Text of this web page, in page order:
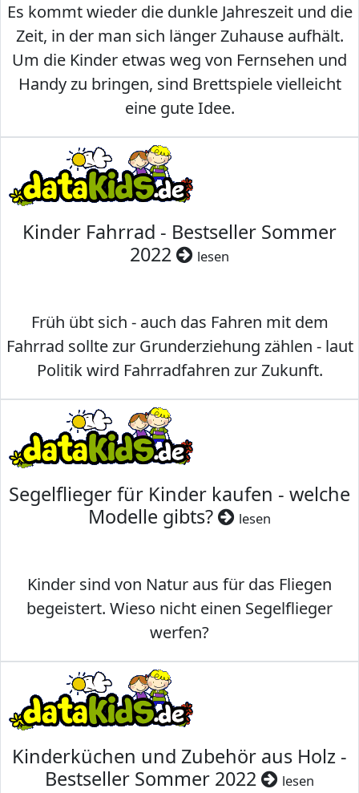
Es kommt wieder die dunkle Jahreszeit und die
Zeit, in der man sich länger Zuhause aufhält.
Um die Kinder etwas weg von Fernsehen und
Handy zu bringen, sind Brettspiele vielleicht
eine gute Idee.
Kinder Fahrrad - Bestseller Sommer
2022
lesen
Früh übt sich - auch das Fahren mit dem
Fahrrad sollte zur Grunderziehung zählen - laut
Politik wird Fahrradfahren zur Zukunft.
Segelflieger für Kinder kaufen - welche
Modelle gibts?
lesen
Kinder sind von Natur aus für das Fliegen
begeistert. Wieso nicht einen Segelflieger
werfen?
Kinderküchen und Zubehör aus Holz -
Bestseller Sommer 2022
lesen